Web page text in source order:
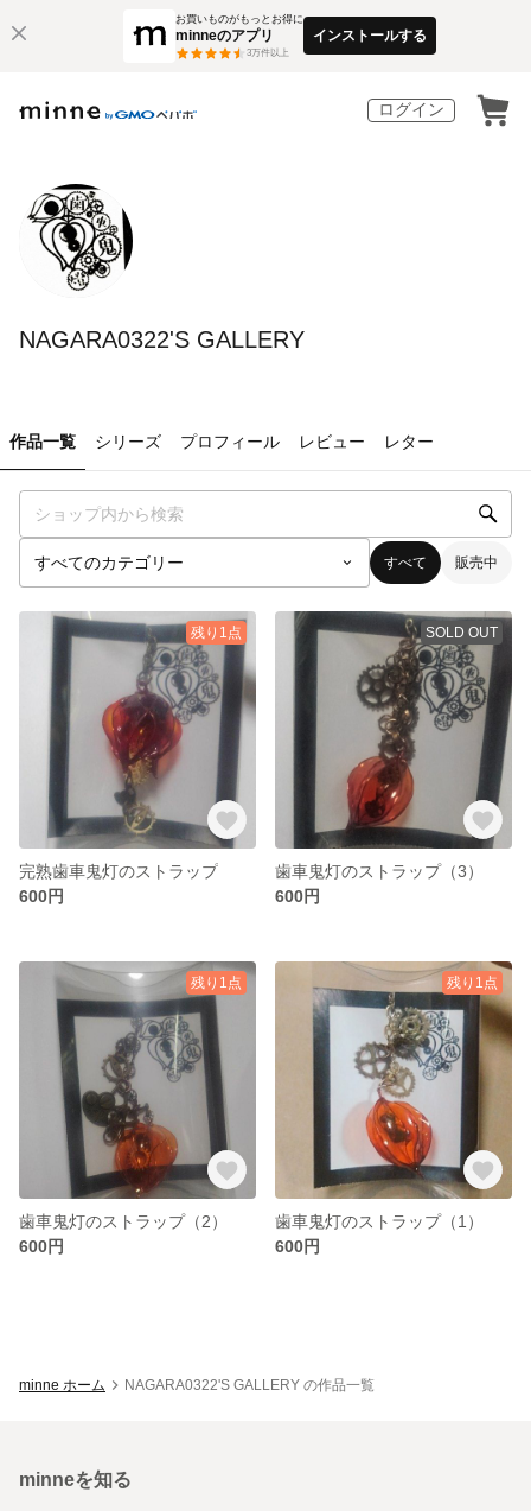
お買いものがもっとお得に
minneのアプリ
3万件以上
インストールする
ログイン
NAGARA0322'S GALLERY
作品一覧 シリーズ プロフィール レビュー レター
すべて 販売中
残り1点
完熟歯車鬼灯のストラップ
600円
SOLD OUT
歯車鬼灯のストラップ（3）
600円
残り1点
歯車鬼灯のストラップ（2）
600円
残り1点
歯車鬼灯のストラップ（1）
600円
minne ホーム NAGARA0322'S GALLERY の作品一覧
minneを知る